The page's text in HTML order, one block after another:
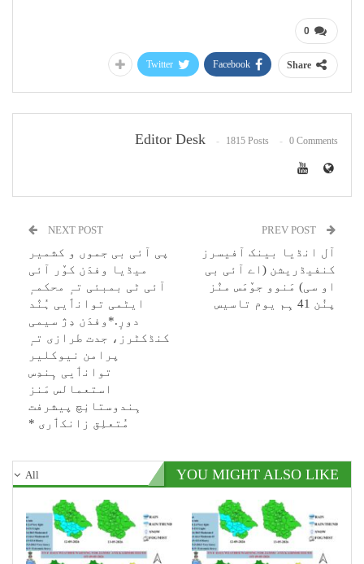
0
Share
Facebook
Twitter
Editor Desk 1815 Posts 0 Comments
آل انڈیا بینک آفیسرز
کنفیڈریشن (اے آئی بی
او سی) مَنوو جوٚمَس منٛز
پنُن 41 ہِم یوم تاسیس
NEXT POST
پی آئی بی جموں و کشمیر
میڈیا وفدَن کوٚر آئی
آئی ٹی بمبئی تہٕ محکمہٕ
ایٹمی توانٲیی ہُنٛد
دورٕ.*وفدَن دِژ سیمی
کنڈکٹرز، جدت طرازی تہٕ
پرامن نیوکلیر
توانٲیی ہٕندِس
استعمالس مَنز
ہِندوستانٕچ پیشرفت
مُتعلِق زانکٲری *
All YOU MIGHT ALSO LIKE